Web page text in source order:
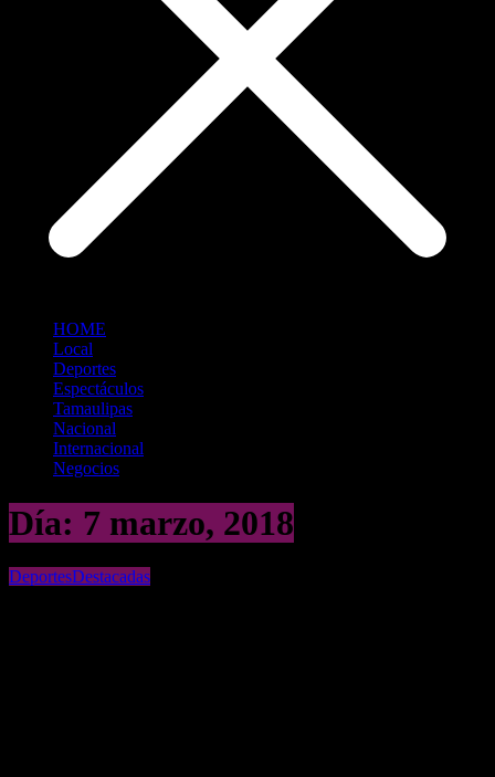
HOME
Local
Deportes
Espectáculos
Tamaulipas
Nacional
Internacional
Negocios
Día: 7 marzo, 2018
DeportesDestacadas